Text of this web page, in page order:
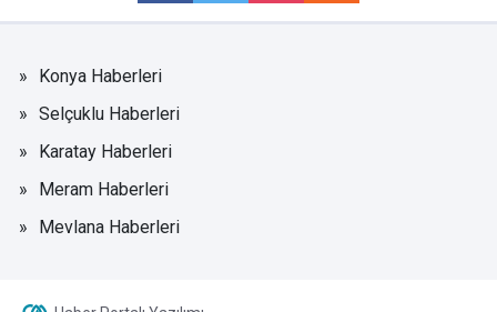
Konya Haberleri
Selçuklu Haberleri
Karatay Haberleri
Meram Haberleri
Mevlana Haberleri